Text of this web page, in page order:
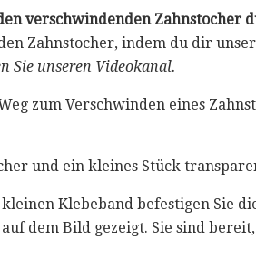
verschwindenden Zahnstocher
Zahnstocher, indem du dir unser
Sie unseren Videokanal.
zum Verschwinden eines
und ein kleines Stück
Klebeband befestigen Sie
dem Bild gezeigt. Sie sind